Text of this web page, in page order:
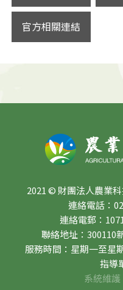
官方相關連結
2021 © 財團法人農業
連絡電話：
連絡電郵：
聯絡地址：300110
服務時間：星期一至星
指導
系統維護